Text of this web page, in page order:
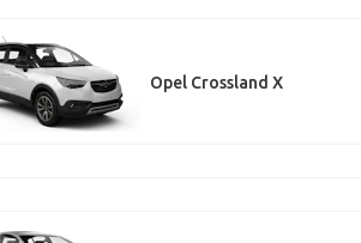
Opel Crossland X